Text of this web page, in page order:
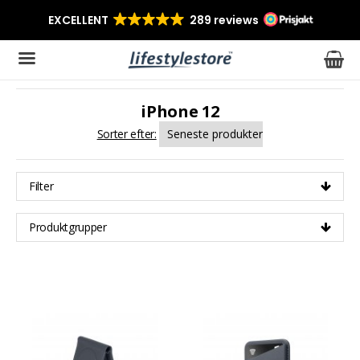
Produktet er blevet tilføjet til din indkøbskurv
iPhone 12
Sorter efter:
Filter
Produktgrupper